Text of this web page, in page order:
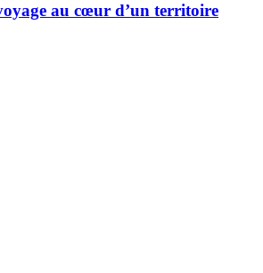
au cœur d’un territoire